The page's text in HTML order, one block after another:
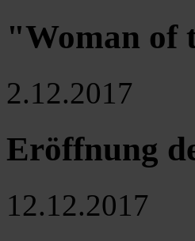
"Woman of
2.12.2017
Eröffnung
12.12.2017